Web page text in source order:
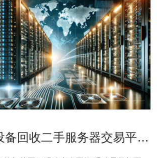
备回收二手服务器交易平台